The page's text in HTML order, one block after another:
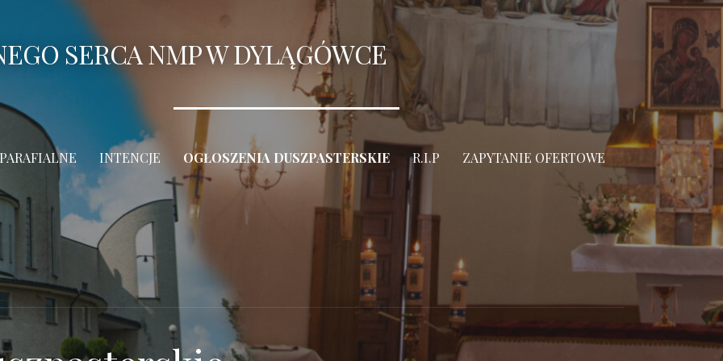
SERCA NMP W DYLĄGÓWCE
INTENCJE OGŁOSZENIA DUSZPASTERSKIE R.I.P ZAPYTANIE OFERTOWE